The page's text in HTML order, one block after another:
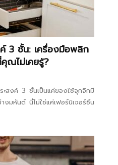
ค์ 3 ชั้น: เครื่องมือพลิก
ณไม่เคยรู้?
ะสงค์ 3 ชั้นเป็นแค่ของใช้จุกจิกมี
มหันต์ นี่ไม่ใช่แค่เฟอร์นิเจอร์ชิ้น